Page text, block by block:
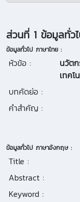
ส่วนที่ 1 ข้อมูลทั่ว
ข้อมูลทั่วไป ภาษาไทย :
หัวข้อ :
นวัต
เทคโ
บทคัดย่อ :
คำสำคัญ :
ข้อมูลทั่วไป ภาษาอังกฤษ :
Title :
Abstract :
Keyword :